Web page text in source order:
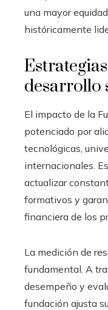
una mayor
históricamente
desarrollo
El impacto de la
potenciado por
tecnológicas,
internacionales.
actualizar
formativos y
financiera de los
La medición de
fundamental. A
desempeño y
fundación ajusta